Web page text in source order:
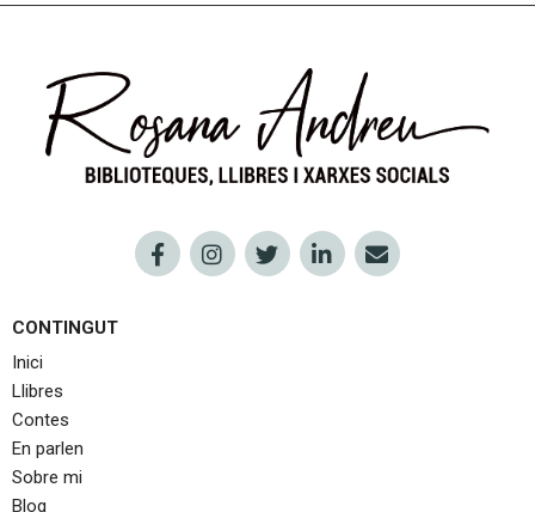
CONTINGUT
Inici
Llibres
Contes
En parlen
Sobre mi
Blog